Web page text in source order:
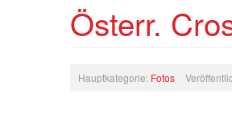
Österr.
Hauptkategorie: Fotos